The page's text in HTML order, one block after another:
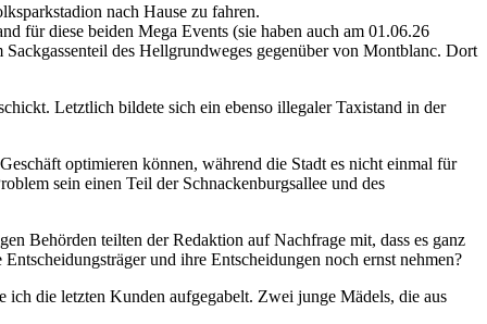
nach Hause zu fahren.
für diese beiden Mega Events (sie haben auch am 01.06.26
des Hellgrundweges gegenüber von Montblanc. Dort
Letztlich bildete sich ein ebenso illegaler Taxistand in der
optimieren können, während die Stadt es nicht einmal für
sein einen Teil der Schnackenburgsallee und des
Behörden teilten der Redaktion auf Nachfrage mit, dass es ganz
und ihre Entscheidungen noch ernst nehmen?
die letzten Kunden aufgegabelt. Zwei junge Mädels, die aus